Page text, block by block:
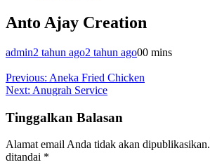
Anto Ajay Creation
admin2 tahun ago2 tahun ago00 mins
Navigasi
pos
Previous: Aneka Fried Chicken
Next: Anugrah Service
Tinggalkan Balasan
Alamat email Anda tidak akan dipublikasikan.
ditandai *